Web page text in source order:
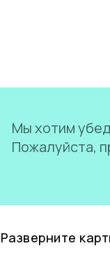
Мы хотим
Пожалуйста,
Разверните